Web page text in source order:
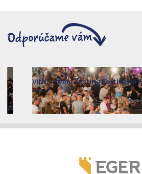
VINO – Wine Tasting Festival in Eger
2026. augusztus 12 - 17.
Eger 3300, Dobó István tér